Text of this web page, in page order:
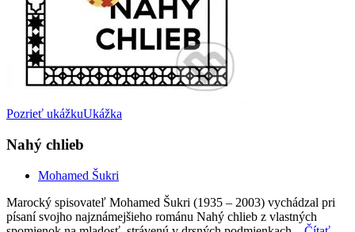
Pozrieť ukážkuUkážka
Nahý chlieb
Mohamed Šukri
Marocký spisovateľ Mohamed Šukri (1935 – 2003) vychádzal pri
písaní svojho najznámejšieho románu Nahý chlieb z vlastných